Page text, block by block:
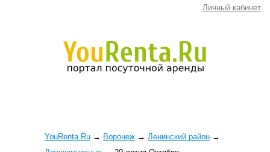
Личный кабинет
YouRenta.Ru → Воронеж → Ленинский район →